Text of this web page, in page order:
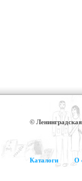
©
Каталоги О